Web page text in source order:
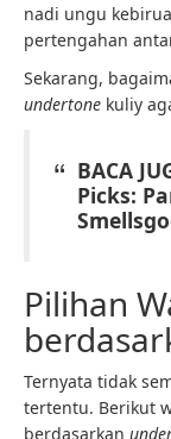
nadi ungu
pertengahan
Sekarang,
undertone kuliy
BACA
Picks:
Pilihan
Ternyata tidak
tertentu. Berikut
berdasarkan